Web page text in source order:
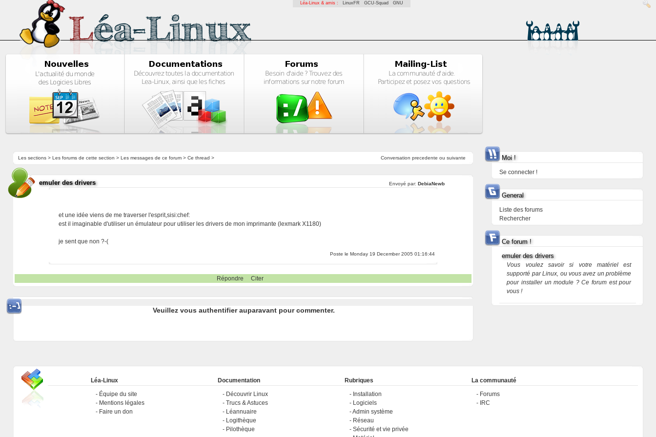
Léa-Linux & amis : LinuxFR GCU-Squad GNU
Conversation precedente ou suivante
Les sections> Les forums de cette section > Les messages de ce forum> Ce thread >
emuler des drivers Envoyé par: DebiaNewb
et une idée viens de me traverser l'esprit,sisi:chef:
est il imaginable d'utiliser un émulateur pour utiliser les drivers de mon imprimante (lexmark X1180)
je sent que non ?-(
Poste le Monday 19 December 2005 01:16:44
Répondre Citer
Veuillez vous authentifier auparavant pour commenter.
Moi !
Se connecter !
General
Liste des forums
Rechercher
Ce forum !
emuler des drivers
Vous voulez savoir si votre matériel est
supporté par Linux, ou vous avez un problème
pour installer un module ? Ce forum est pour
vous !
Léa-Linux
Équipe du site
Mentions légales
Faire un don
Documentation
Découvrir Linux
Trucs & Astuces
Léannuaire
Logithèque
Pilothèque
Rubriques
Installation
Logiciels
Admin système
Réseau
Sécurité et vie privée
La communauté
Forums
IRC